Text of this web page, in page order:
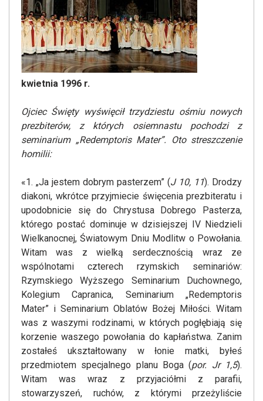
kwietnia 1996 r.
Ojciec Święty wyświęcił trzydziestu ośmiu nowych
prezbiterów, z których osiemnastu pochodzi z
seminarium „Redemptoris Mater”. Oto streszczenie
homilii:
«1. „Ja jestem dobrym pasterzem” (J 10, 11). Drodzy
diakoni, wkrótce przyjmiecie święcenia prezbiteratu i
upodobnicie się do Chrystusa Dobrego Pasterza,
którego postać dominuje w dzisiejszej IV Niedzieli
Wielkanocnej, Światowym Dniu Modlitw o Powołania.
Witam was z wielką serdecznością wraz ze
wspólnotami czterech rzymskich seminariów:
Rzymskiego Wyższego Seminarium Duchownego,
Kolegium Capranica, Seminarium „Redemptoris
Mater” i Seminarium Oblatów Bożej Miłości. Witam
was z waszymi rodzinami, w których pogłębiają się
korzenie waszego powołania do kapłaństwa. Zanim
zostałeś ukształtowany w łonie matki, byłeś
przedmiotem specjalnego planu Boga (por. Jr 1,5).
Witam was wraz z przyjaciółmi z parafii,
stowarzyszeń, ruchów, z którymi przeżyliście